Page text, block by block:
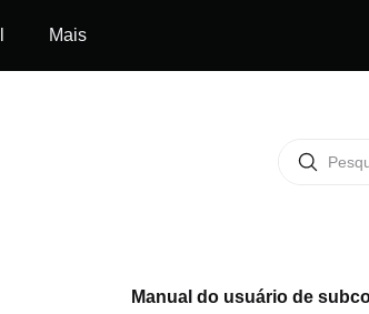
Mais
Manual do usuário de